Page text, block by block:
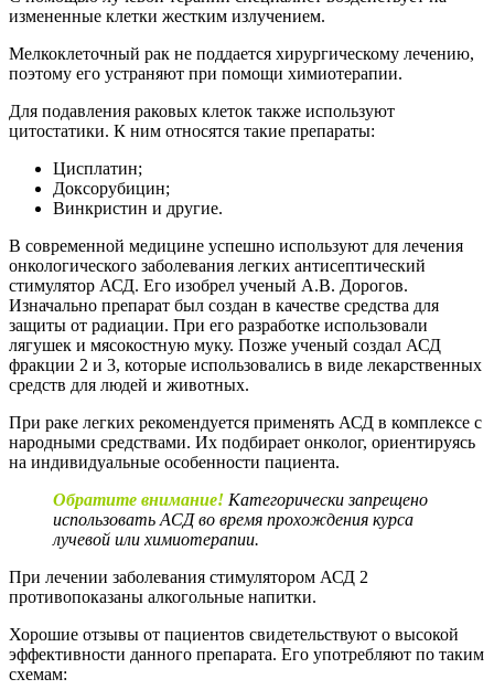
измененные клетки жестким излучением.
Мелкоклеточный рак не поддается хирургическому лечению,
поэтому его устраняют при помощи химиотерапии.
Для подавления раковых клеток также используют
цитостатики. К ним относятся такие препараты:
Цисплатин;
Доксорубицин;
Винкристин и другие.
В современной медицине успешно используют для лечения
онкологического заболевания легких антисептический
стимулятор АСД. Его изобрел ученый А.В. Дорогов.
Изначально препарат был создан в качестве средства для
защиты от радиации. При его разработке использовали
лягушек и мясокостную муку. Позже ученый создал АСД
фракции 2 и 3, которые использовались в виде лекарственных
средств для людей и животных.
При раке легких рекомендуется применять АСД в комплексе с
народными средствами. Их подбирает онколог, ориентируясь
на индивидуальные особенности пациента.
Обратите внимание! Категорически запрещено
использовать АСД во время прохождения курса
лучевой или химиотерапии.
При лечении заболевания стимулятором АСД 2
противопоказаны алкогольные напитки.
Хорошие отзывы от пациентов свидетельствуют о высокой
эффективности данного препарата. Его употребляют по таким
схемам: